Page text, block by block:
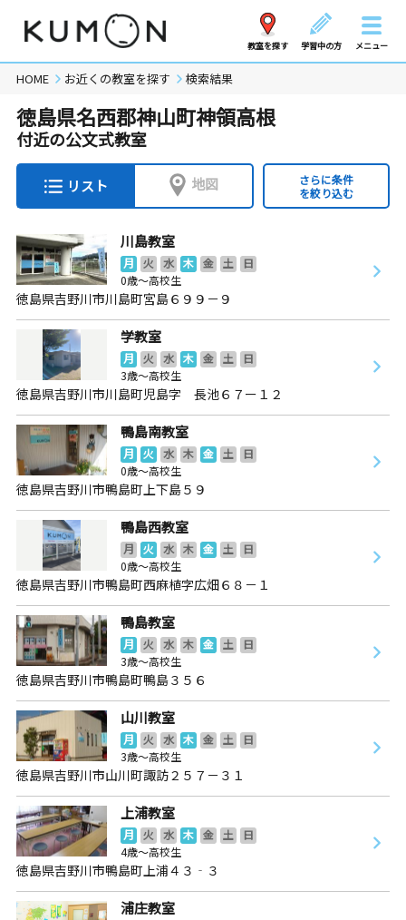
教室を探す 学習中の方 メニュー
HOME お近くの教室を探す 検索結果
徳島県名西郡神山町神領高根
付近の公文式教室
リスト 地図
さらに条件
を絞り込む
川島教室
月 火 水 木 金 土
日
0歳～高校生
徳島県吉野川市川島町宮島６９９－９
学教室
月 火 水 木 金 土
日
3歳～高校生
徳島県吉野川市川島町児島字 長池６７ー１２
鴨島南教室
月 火 水 木 金 土
日
0歳～高校生
徳島県吉野川市鴨島町上下島５９
鴨島西教室
月 火 水 木 金 土
日
0歳～高校生
徳島県吉野川市鴨島町西麻植字広畑６８－１
鴨島教室
月 火 水 木 金 土
日
3歳～高校生
徳島県吉野川市鴨島町鴨島３５６
山川教室
月 火 水 木 金 土
日
3歳～高校生
徳島県吉野川市山川町諏訪２５７－３１
上浦教室
月 火 水 木 金 土
日
4歳～高校生
徳島県吉野川市鴨島町上浦４３‐３
浦庄教室